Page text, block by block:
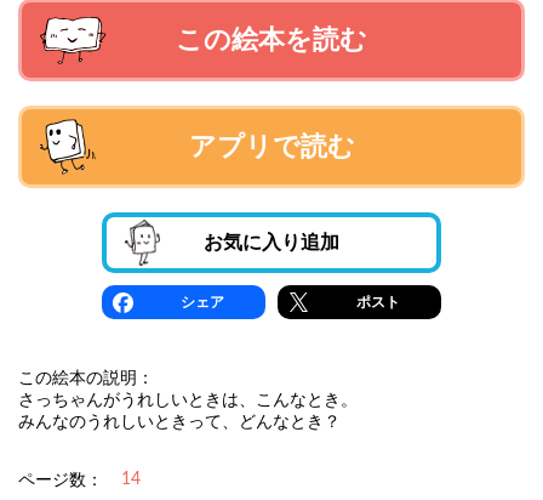
この絵本を読む
アプリで読む
お気に入り追加
シェア ポスト
この絵本の説明：
さっちゃんがうれしいときは、こんなとき。
みんなのうれしいときって、どんなとき？
ページ数： 14